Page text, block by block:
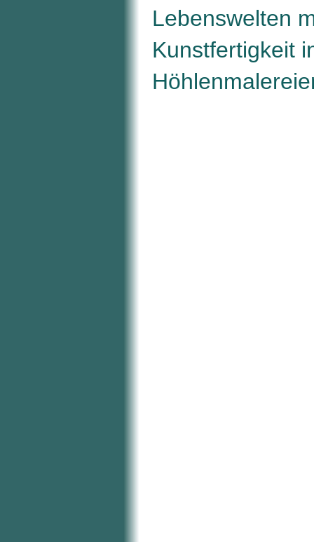
Lebenswelten
Kunstfertigkeit